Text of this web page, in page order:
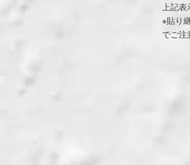
上記表
※貼り
でご注